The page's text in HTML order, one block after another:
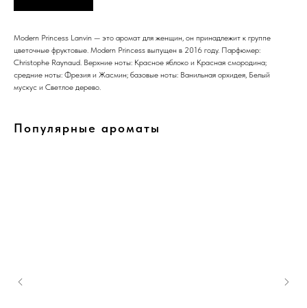
Modern Princess Lanvin — это аромат для женщин, он принадлежит к группе
цветочные фруктовые. Modern Princess выпущен в 2016 году. Парфюмер:
Christophe Raynaud. Верхние ноты: Красное яблоко и Красная смородина;
средние ноты: Фрезия и Жасмин; базовые ноты: Ванильная орхидея, Белый
мускус и Светлое дерево.
Популярные ароматы